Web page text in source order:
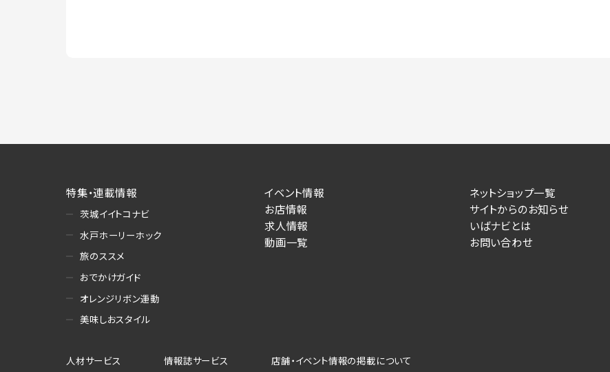
特集・連載情報
茨城イイトコナビ
水戸ホーリーホック
旅のススメ
おでかけガイド
オレンジリボン運動
美味しおスタイル
イベント情報
お店情報
求人情報
動画一覧
ネットショップ一覧
サイトからのお知らせ
いばナビとは
お問い合わせ
人材サービス 情報誌サービス 店舗・イベント情報の掲載について